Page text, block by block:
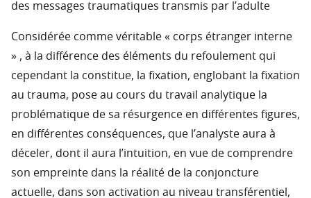
des messages traumatiques transmis par l’adulte
Considérée comme véritable « corps étranger interne
» , à la différence des éléments du refoulement qui
cependant la constitue, la fixation, englobant la fixation
au trauma, pose au cours du travail analytique la
problématique de sa résurgence en différentes figures,
en différentes conséquences, que l’analyste aura à
déceler, dont il aura l’intuition, en vue de comprendre
son empreinte dans la réalité de la conjoncture
actuelle, dans son activation au niveau transférentiel,